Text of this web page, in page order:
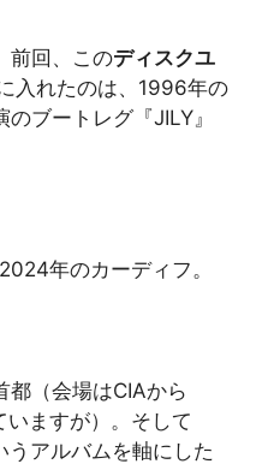
前回、このディスクユ
入れたのは、1996年の
ブートレグ『JILY』
年のカーディフ。
都（会場はCIAから
ますが）。そして
うアルバムを軸にした